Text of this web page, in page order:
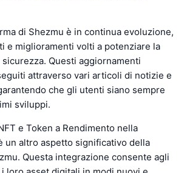
di Shezmu è in continua evoluzione,
e miglioramenti volti a potenziare la
Questi aggiornamenti
attraverso vari articoli di notizie e
che gli utenti siano sempre
sviluppi.
e Token a Rendimento nella
un altro aspetto significativo della
Questa integrazione consente agli